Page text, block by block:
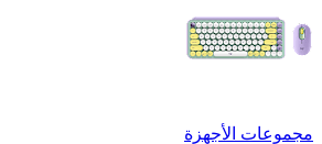
مجموعات الأجهزة